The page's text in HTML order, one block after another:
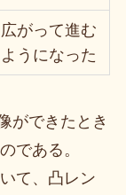
広がって進む
ようになった
ができたとき
である。
て、凸レン